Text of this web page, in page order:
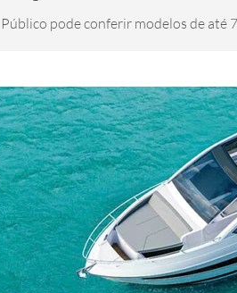
Público pode conferir modelos de até